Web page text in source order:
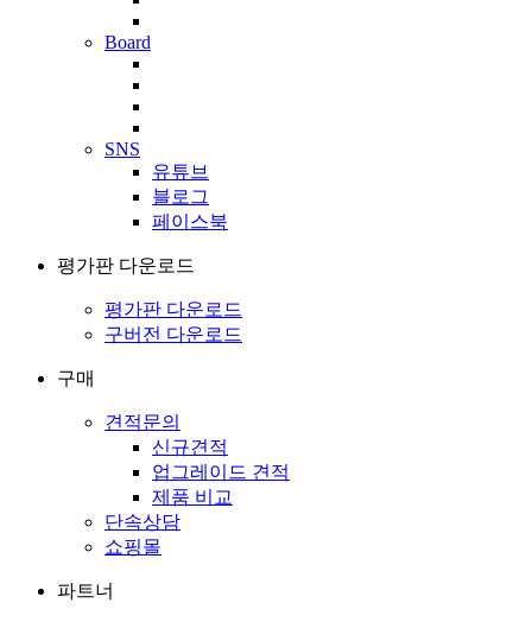
Board
SNS
유튜브
블로그
페이스북
평가판 다운로드
평가판 다운로드
구버전 다운로드
구매
견적문의
신규견적
업그레이드 견적
제품 비교
단속상담
쇼핑몰
파트너